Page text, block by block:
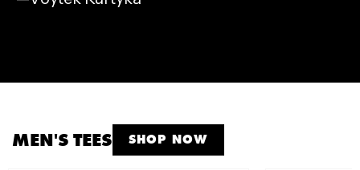
SHOP NOW
SHOP NOW
SHOP NOW
SHOP MEN'S
MEN'S TEES SHOP NOW